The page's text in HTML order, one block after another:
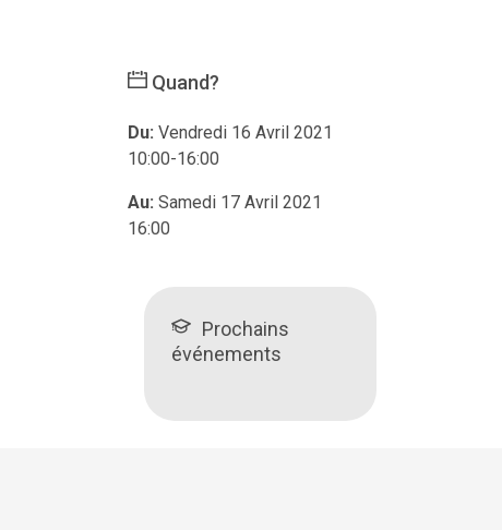
Quand?
Du: Vendredi 16 Avril 2021
10:00-16:00
Au: Samedi 17 Avril 2021
16:00
Prochains
événements